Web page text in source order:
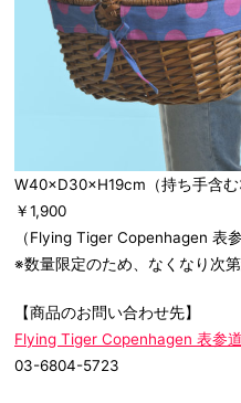
W40×D30×H19cm（持ち手含
￥1,900
（Flying Tiger Copenhagen 表
※数量限定のため、なくなり次第
【商品のお問い合わせ先】
Flying Tiger Copenhagen 表参
03-6804-5723